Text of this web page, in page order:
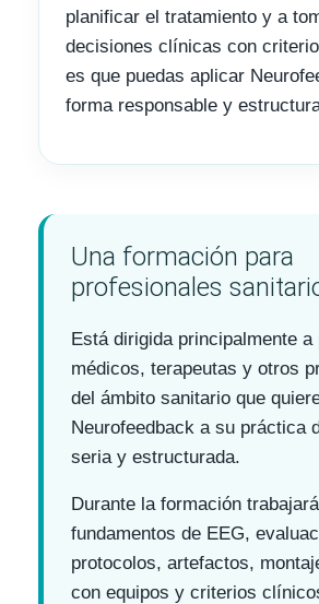
planificar el tratamiento y a
decisiones clínicas con
es que puedas aplicar
forma responsable y
Una formación para
profesionales
Está dirigida principalmente a
médicos, terapeutas y otros
del ámbito sanitario que
Neurofeedback a su práctica
seria y estructurada.
Durante la formación
fundamentos de EEG,
protocolos, artefactos,
con equipos y criterios